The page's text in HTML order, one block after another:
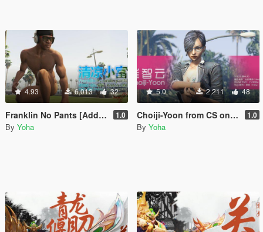
4.93 6,013 32
Franklin No Pants [Add-On / OIV] 1.0
By Yoha
5.0 2,211 48
Choiji-Yoon from CS online--崔智云-反恐精英online 1.0
By Yoha